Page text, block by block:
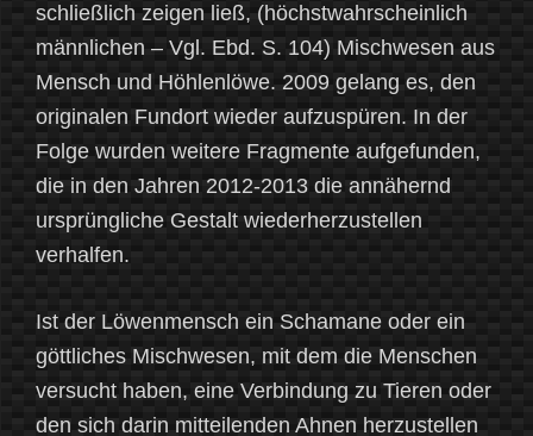
schließlich zeigen ließ, (höchstwahrscheinlich
männlichen – Vgl. Ebd. S. 104) Mischwesen aus
Mensch und Höhlenlöwe. 2009 gelang es, den
originalen Fundort wieder aufzuspüren. In der
Folge wurden weitere Fragmente aufgefunden,
die in den Jahren 2012-2013 die annähernd
ursprüngliche Gestalt wiederherzustellen
verhalfen.
Ist der Löwenmensch ein Schamane oder ein
göttliches Mischwesen, mit dem die Menschen
versucht haben, eine Verbindung zu Tieren oder
den sich darin mitteilenden Ahnen herzustellen